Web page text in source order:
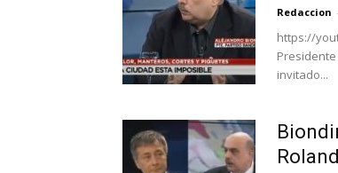
Redaccion -
https://
invitado...